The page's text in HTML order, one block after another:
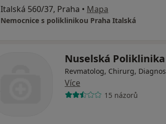
Italská 560/37, Praha • Mapa
Nemocnice s poliklinikou Praha Italská
Nuselská Poliklinika
Revmatolog, Chirurg,
Více
15 názorů